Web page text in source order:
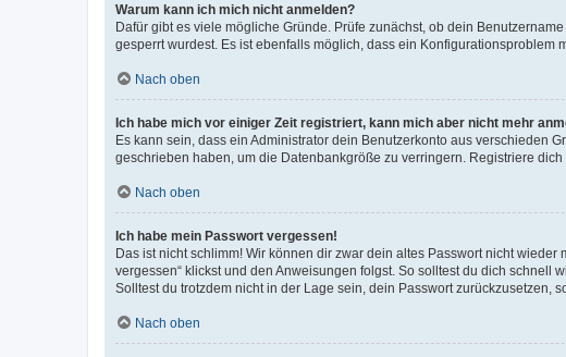
Warum kann ich mich nicht anmelden?
Dafür gibt es viele mögliche Gründe. Prüfe zunächst, ob dein
gesperrt wurdest. Es ist ebenfalls möglich, dass ein Konfigurationsproblem
Nach oben
Ich habe mich vor einiger Zeit registriert, kann mich aber nicht mehr
Es kann sein, dass ein Administrator dein Benutzerkonto aus verschieden
geschrieben haben, um die Datenbankgröße zu verringern. Registriere
Nach oben
Ich habe mein Passwort vergessen!
Das ist nicht schlimm! Wir können dir zwar dein altes Passwort nicht
vergessen“ klickst und den Anweisungen folgst. So solltest du dich schnell
Solltest du trotzdem nicht in der Lage sein, dein Passwort zurückzusetzen,
Nach oben